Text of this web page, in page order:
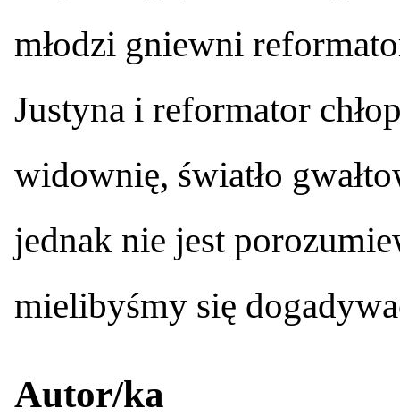
młodzi gniewni
Justyna i reformator
widownię, światło
jednak nie jest
mielibyśmy się
Autor/ka